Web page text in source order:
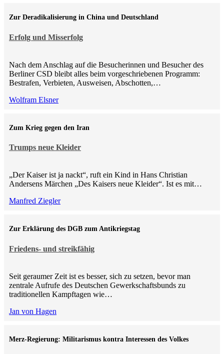
Erfolg und Misserfolg
Zur Deradikalisierung in China und Deutschland
Nach dem Anschlag auf die Besucherinnen und Besucher des
Berliner CSD bleibt alles beim vorgeschriebenen Programm:
Bestrafen, Verbieten, Ausweisen, Abschotten,…
Wolfram Elsner
Trumps neue Kleider
Zum Krieg gegen den Iran
„Der Kaiser ist ja nackt“, ruft ein Kind in Hans Christian
Andersens Märchen „Des Kaisers neue Kleider“. Ist es mit…
Manfred Ziegler
Friedens- und streikfähig
Zur Erklärung des DGB zum Antikriegstag
Seit geraumer Zeit ist es besser, sich zu setzen, bevor man
zentrale Aufrufe des Deutschen Gewerkschaftsbunds zu
traditionellen Kampftagen wie…
Jan von Hagen
Merz-Regierung: Militarismus kontra Inte­ressen des Volkes